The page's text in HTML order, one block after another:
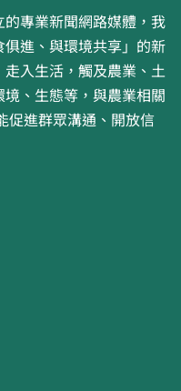
專業新聞網路媒體，我
進、與環境共享」的新
入生活，觸及農業、土
、生態等，與農業相關
進群眾溝通、開放信